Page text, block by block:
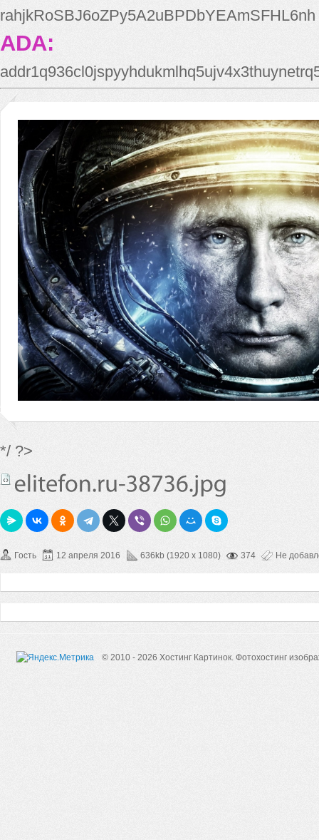
rahjkRoSBJ6oZPy5A2uBPDbYEAmSFHL6nh
ADA:
*/ ?>
Гость 12 апреля 2016 636kb (1920 x 1080) 374 Не
© 2010 - 2026 Хостинг Картинок. Фотохостинг